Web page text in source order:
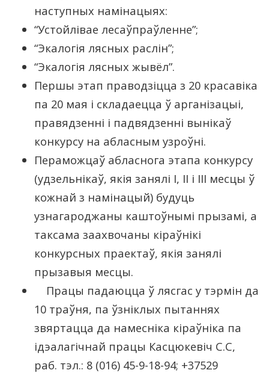
наступных намінацыях:
“Устойлівае лесаўпраўленне”;
“Экалогія лясных раслін”;
“Экалогія лясных жывёл”.
Першы этап праводзіцца з 20 красавіка
па 20 мая і складаецца ў арганізацыі,
правядзенні і падвядзенні вынікаў
конкурсу на абласным узроўні.
Пераможцаў абласнога этапа конкурсу
(удзельнікаў, якія занялі І, ІІ і ІІІ месцы ў
кожнай з намінацый) будуць
узнагароджаны каштоўнымі прызамі, а
таксама заахвочаны кіраўнікі
конкурсных праектаў, якія занялі
прызавыя месцы.
Працы падаюцца ў лясгас у тэрмін да
10 траўня, па ўзніклых пытаннях
звяртацца да намесніка кіраўніка па
ідэалагічнай працы Касцюкевіч С.С,
раб. тэл.: 8 (016) 45-9-18-94; +37529